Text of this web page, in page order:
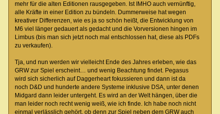
mehr für die alten Editionen rausgegeben. Ist IMHO auch vernünftig,
alle Kräfte in einer Edition zu bündeln. Dummerweise hat wegen
kreativer Differenzen, wie es ja so schön heißt, die Entwicklung von
M6 viel länger gedauert als gedacht und die Vorversionen hingen im
Limbus (bis man sich jetzt noch mal entschlossen hat, diese als PDFs
zu verkaufen).
Tja, und nun werden wir vielleicht Ende des Jahres erleben, wie das
GRW zur Spiel erscheint… und wenig Beachtung findet. Pegasus
wird sich sicherlich auf Daggerheart fokussieren und dann ist da
noch D&D und hunderte andere Systeme inklusive DSA, unter denen
Midgard dann leider untergeht. Es wird an der Welt hängen, über die
man leider noch recht wenig weiß, wie ich finde. Ich habe noch nicht
einmal verlässlich gehört, ob denn zur Spiel neben dem GRW auch